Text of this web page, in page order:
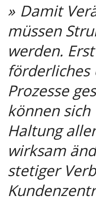
Damit
müssen
werden.
förderliches
Prozesse
können
Haltung
wirksam
stetiger